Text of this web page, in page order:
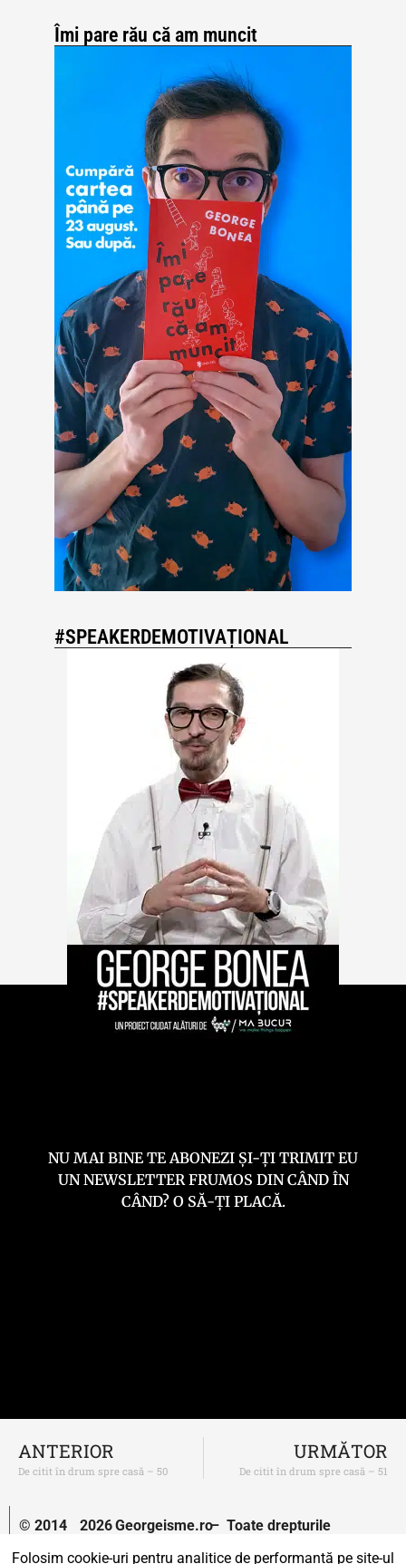
Îmi pare rău că am muncit
#SPEAKERDEMOTIVAȚIONAL
NU MAI BINE TE ABONEZI ȘI-ȚI TRIMIT EU
UN NEWSLETTER FRUMOS DIN CÂND ÎN
CÂND? O SĂ-ȚI PLACĂ.
ANTERIOR
De citit în drum spre casă – 50
URMĂTOR
De citit în drum spre casă – 51
© 2014
2026Georgeisme.ro– Toate drepturile
Folosim cookie-uri pentru analitice de performanță pe site-ul